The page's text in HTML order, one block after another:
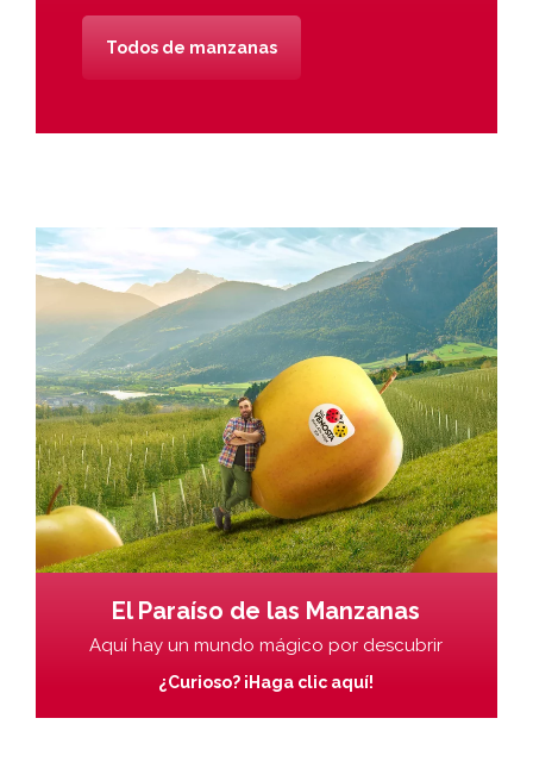
Todos de manzanas
El Paraíso de las Manzanas
Aquí hay un mundo mágico por descubrir
¿Curioso? ¡Haga clic aquí!